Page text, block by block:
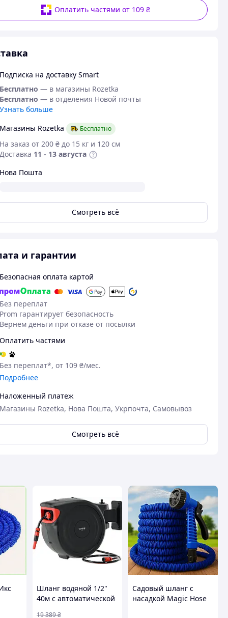
Оплатить частями от 109 ₴
Подписка на доставку Smart
Бесплатно — в магазины Rozetka
Бесплатно — в отделения Новой почты
Узнать больше
Магазины Rozetka
Бесплатно
На заказ от 200 ₴ до 15 кг и 120 см
Доставка 11 - 13 августа
Нова Пошта
Смотреть всё
и гарантии
Безопасная оплата картой
Без переплат
Prom гарантирует безопасность
Вернем деньги при отказе от посылки
Оплатить частями
Без переплат*, от 109 ₴/мес.
Подробнее
Наложенный платеж
Магазины Rozetka, Нова Пошта, Укрпочта, Самовывоз
Смотреть всё
Шланг водяной 1/2"
40м с автоматической
19 389₴
Садовый шланг с
насадкой Magic Hose